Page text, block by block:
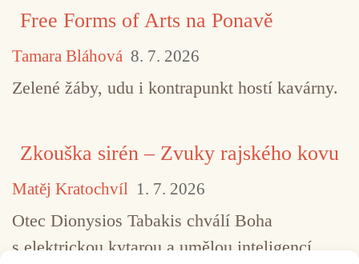
Free Forms of Arts na Ponavě
Tamara Bláhová 8. 7. 2026
Zelené žáby, udu i kontrapunkt hostí kavárny.
Zkouška sirén – Zvuky rajského kovu
Matěj Kratochvíl 1. 7. 2026
Otec Dionysios Tabakis chválí Boha
s elektrickou kytarou a umělou inteligencí.